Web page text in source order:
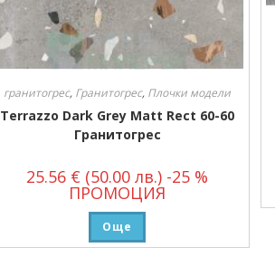
гранитогрес, Гранитогрес, Плочки модели
Terrazzo Dark Grey Matt Rect 60-60
Гранитогрес
25.56 € (50.00 лв.) -25 %
ПРОМОЦИЯ
Още